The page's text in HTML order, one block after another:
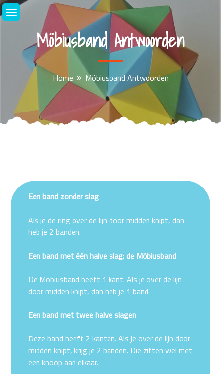
Skip
to
Möbiusband Antwoorden
Home Möbiusband Antwoorden
Een band zonder slag
Als je de ring over de lijn door midden knipt, dan
heb je 2 banden.
Een band met één halve slag: de Möbiusband
De Möbiusband heeft 1 kant. Als je over de lijn
door midden knipt, dan heb je 1 band.
Een band met twee halve slagen
Deze band heeft 2 kanten. Als je over de lijn door
midden knipt, krijg je 2 banden. Die zitten wel met
een knoop aan elkaar.